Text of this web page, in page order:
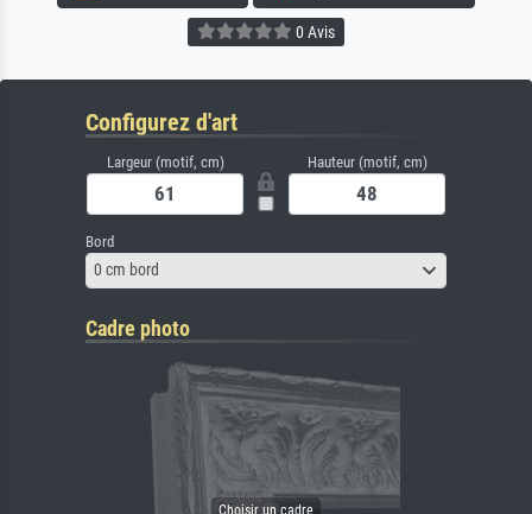
0 Avis
Configurez d'art
Largeur (motif, cm) Hauteur (motif, cm)
Bord
0 cm bord
Cadre photo